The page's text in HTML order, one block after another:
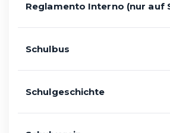
Reglamento Interno (nur auf
Schulbus
Schulgeschichte